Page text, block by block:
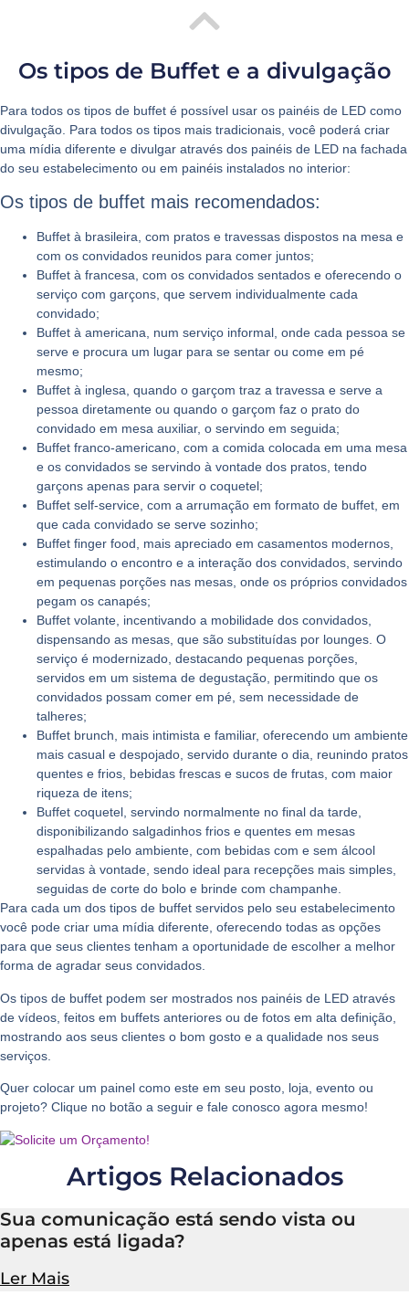
Os tipos de Buffet e a divulgação
Para todos os tipos de buffet é possível usar os painéis de LED como
divulgação. Para todos os tipos mais tradicionais, você poderá criar
uma mídia diferente e divulgar através dos painéis de LED na fachada
do seu estabelecimento ou em painéis instalados no interior:
Os tipos de buffet mais recomendados:
Buffet à brasileira, com pratos e travessas dispostos na mesa e
com os convidados reunidos para comer juntos;
Buffet à francesa, com os convidados sentados e oferecendo o
serviço com garçons, que servem individualmente cada
convidado;
Buffet à americana, num serviço informal, onde cada pessoa se
serve e procura um lugar para se sentar ou come em pé
mesmo;
Buffet à inglesa, quando o garçom traz a travessa e serve a
pessoa diretamente ou quando o garçom faz o prato do
convidado em mesa auxiliar, o servindo em seguida;
Buffet franco-americano, com a comida colocada em uma mesa
e os convidados se servindo à vontade dos pratos, tendo
garçons apenas para servir o coquetel;
Buffet self-service, com a arrumação em formato de buffet, em
que cada convidado se serve sozinho;
Buffet finger food, mais apreciado em casamentos modernos,
estimulando o encontro e a interação dos convidados, servindo
em pequenas porções nas mesas, onde os próprios convidados
pegam os canapés;
Buffet volante, incentivando a mobilidade dos convidados,
dispensando as mesas, que são substituídas por lounges. O
serviço é modernizado, destacando pequenas porções,
servidos em um sistema de degustação, permitindo que os
convidados possam comer em pé, sem necessidade de
talheres;
Buffet brunch, mais intimista e familiar, oferecendo um ambiente
mais casual e despojado, servido durante o dia, reunindo pratos
quentes e frios, bebidas frescas e sucos de frutas, com maior
riqueza de itens;
Buffet coquetel, servindo normalmente no final da tarde,
disponibilizando salgadinhos frios e quentes em mesas
espalhadas pelo ambiente, com bebidas com e sem álcool
servidas à vontade, sendo ideal para recepções mais simples,
seguidas de corte do bolo e brinde com champanhe.
Para cada um dos tipos de buffet servidos pelo seu estabelecimento
você pode criar uma mídia diferente, oferecendo todas as opções
para que seus clientes tenham a oportunidade de escolher a melhor
forma de agradar seus convidados.
Os tipos de buffet podem ser mostrados nos painéis de LED através
de vídeos, feitos em buffets anteriores ou de fotos em alta definição,
mostrando aos seus clientes o bom gosto e a qualidade nos seus
serviços.
Quer colocar um painel como este em seu posto, loja, evento ou
projeto? Clique no botão a seguir e fale conosco agora mesmo!
Artigos Relacionados
Sua comunicação está sendo vista ou
apenas está ligada?
Ler Mais